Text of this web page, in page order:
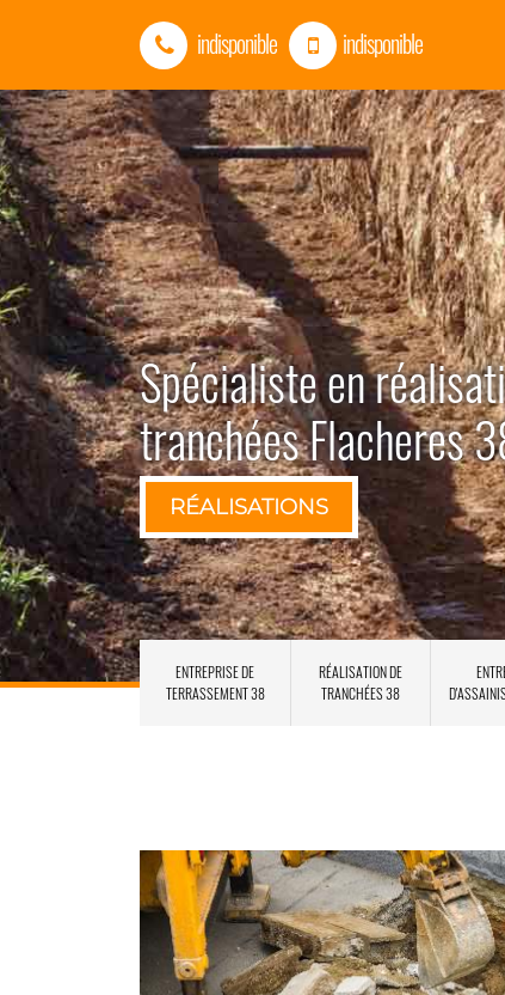
indisponible indisponible
Spécialiste en
tranchées Flacheres
RÉALISATIONS
ENTREPRISE DE
TERRASSEMENT 38
RÉALISATION DE
TRANCHÉES 38